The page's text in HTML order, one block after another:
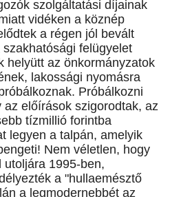
szolgáltatási díjainak
vidéken a köznép
a régen jól bevált
felügyelet
helyütt az önkormányzatok
lakossági nyomásra
Próbálkozni
az előírások szigorodtak, az
tízmillió forintba
legyen a talpán, amelyik
Nem véletlen, hogy
utoljára 1995-ben,
a "hullaemésztő
a legmodernebbét az